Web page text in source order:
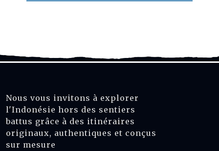
Nous vous invitons à explorer
l'Indonésie hors des sentiers
battus grâce à des itinéraires
originaux, authentiques et conçus
sur mesure